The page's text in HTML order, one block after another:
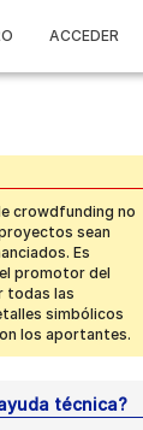
ACCEDER
crowdfunding no
sean
Es
promotor del
todas las
simbólicos
los aportantes.
técnica?